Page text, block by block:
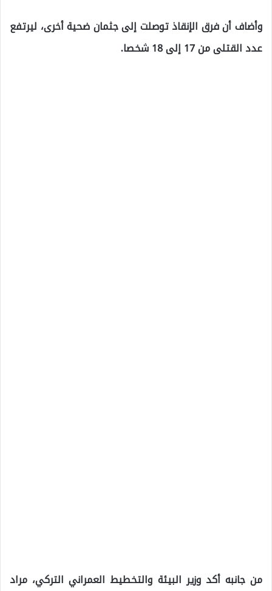
وأضاف أن فرق الإنقاذ توصلت إلى جثمان ضحية أخرى، ليرتفع
عدد القتلى من 17 إلى 18 شخصا.
من جانبه أكد وزير البيئة والتخطيط العمراني التركي، مراد